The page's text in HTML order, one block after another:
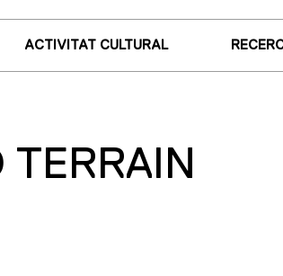
ACTIVITAT CULTURAL
TERRAIN